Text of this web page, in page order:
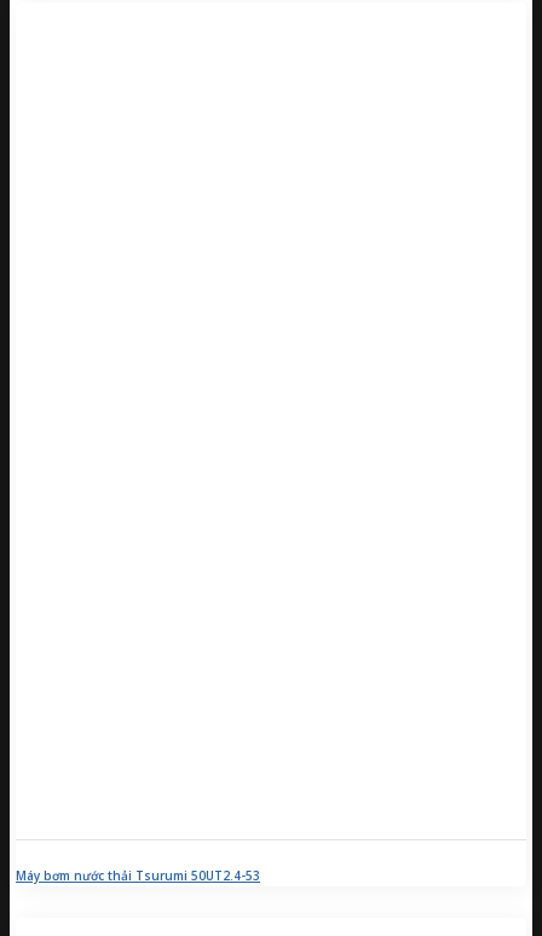
Máy bơm nước thải Tsurumi 50UT2.4-53